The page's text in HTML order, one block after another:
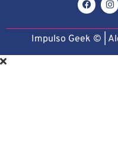
Impulso Geek © |